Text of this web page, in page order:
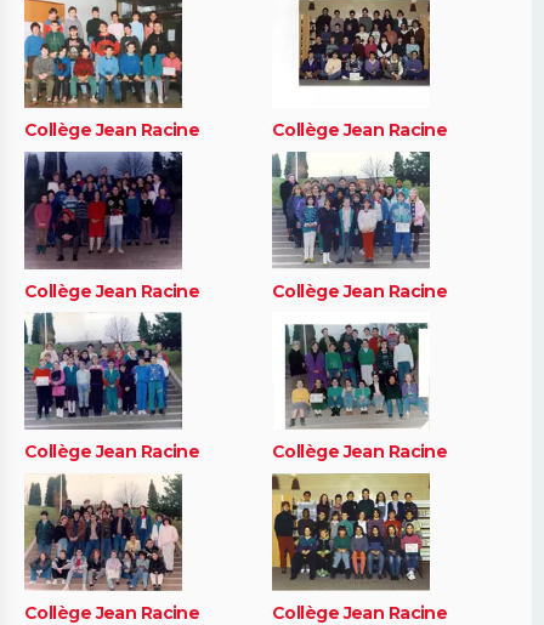
Collège Jean Racine Collège Jean Racine
Collège Jean Racine Collège Jean Racine
Collège Jean Racine Collège Jean Racine
Collège Jean Racine Collège Jean Racine